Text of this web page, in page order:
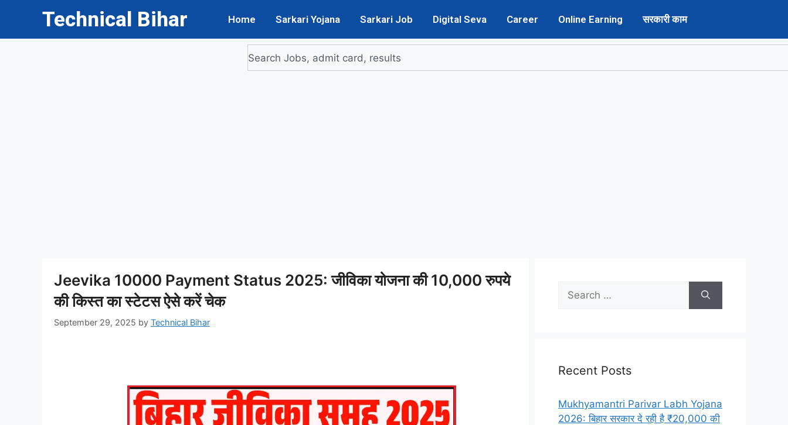
Technical Bihar Home Sarkari Yojana Sarkari Job Digital Seva Career Online Earning सरकारी काम
Jeevika 10000 Payment Status 2025: जीविका योजना की 10,000 रुपये
की किस्त का स्टेटस ऐसे करें चेक
September 29, 2025 by Technical Bihar
Recent Posts
Mukhyamantri Parivar Labh Yojana
2026: बिहार सरकार दे रही है ₹20,000 की